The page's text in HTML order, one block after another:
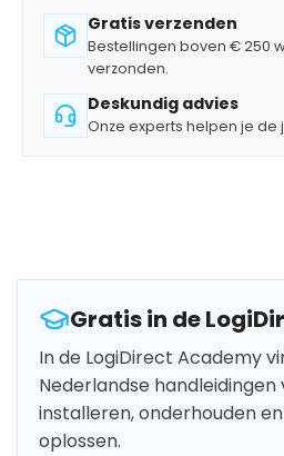
Gratis verzenden
Bestellingen boven € 250
verzonden.
Deskundig advies
Onze experts helpen je de
Gratis in de
In de LogiDirect Academy
Nederlandse handleidingen
installeren, onderhouden
oplossen.